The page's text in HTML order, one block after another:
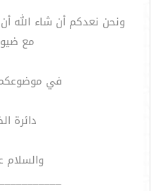
ونحن نعدكم أن شاء الله
مع
في
دائرة
والسلام